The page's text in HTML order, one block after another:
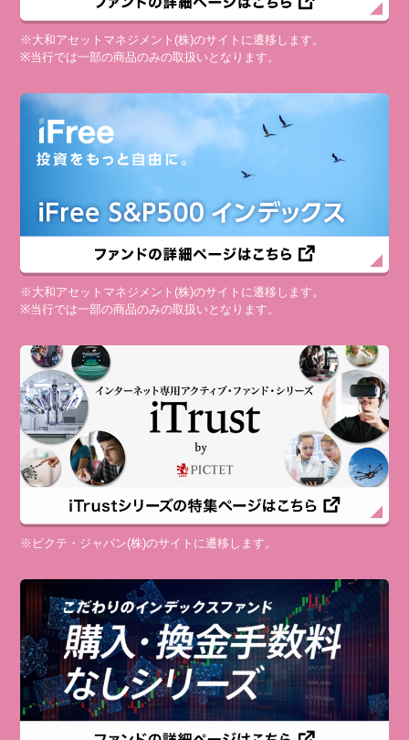
※大和アセットマネジメント(株)のサイトに遷移します。
※当行では一部の商品のみの取扱いとなります。
※大和アセットマネジメント(株)のサイトに遷移します。
※当行では一部の商品のみの取扱いとなります。
※ピクテ・ジャパン(株)のサイトに遷移します。